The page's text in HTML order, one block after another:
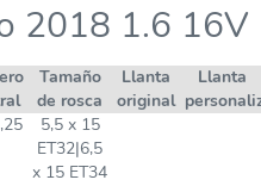
2018 1.6 16V
Tamaño
de rosca
Llanta
original
Llanta
5,5 x 15
ET32|6,5
x 15 ET34